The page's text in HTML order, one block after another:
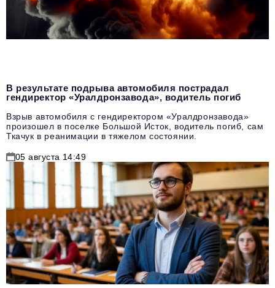
В результате подрыва автомобиля пострадал
гендиректор «Уралдронзавода», водитель погиб
Взрыв автомобиля с гендиректором «Уралдронзавода»
произошел в поселке Большой Исток, водитель погиб, сам
Ткачук в реанимации в тяжелом состоянии.
05 августа 14:49